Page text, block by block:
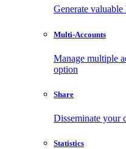
Generate
Multi-Accounts
Manage multiple
option
Share
Disseminate your
Statistics